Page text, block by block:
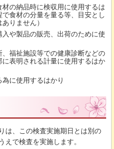
の納品時に検収用に使用するは
食材の分量を量る等、目安とし
りません）
や製品の販売、出荷のために使
福祉施設等での健康診断などの
表明される計量に使用するはか
に使用するはかり
は、この検査実施期日とは別の
えで検査を実施します。